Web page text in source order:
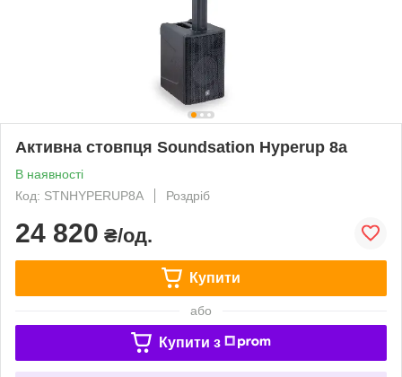
Активна стовпця Soundsation Hyperup 8a
В наявності
Код: STNHYPERUP8A
Роздріб
24 820 ₴/од.
Купити
або
Купити з